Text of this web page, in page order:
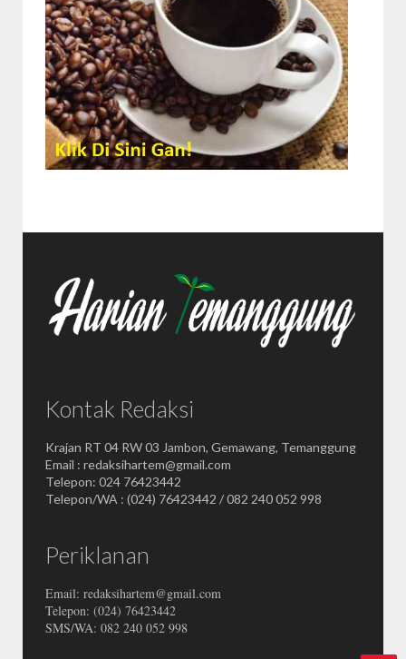
Kontak Redaksi
Krajan RT 04 RW 03 Jambon, Gemawang, Temanggung
Email : redaksihartem@gmail.com
Telepon: 024 76423442
Telepon/WA : (024) 76423442 / 082 240 052 998
Periklanan
Email: redaksihartem@gmail.com
Telepon: (024) 76423442
SMS/WA: 082 240 052 998